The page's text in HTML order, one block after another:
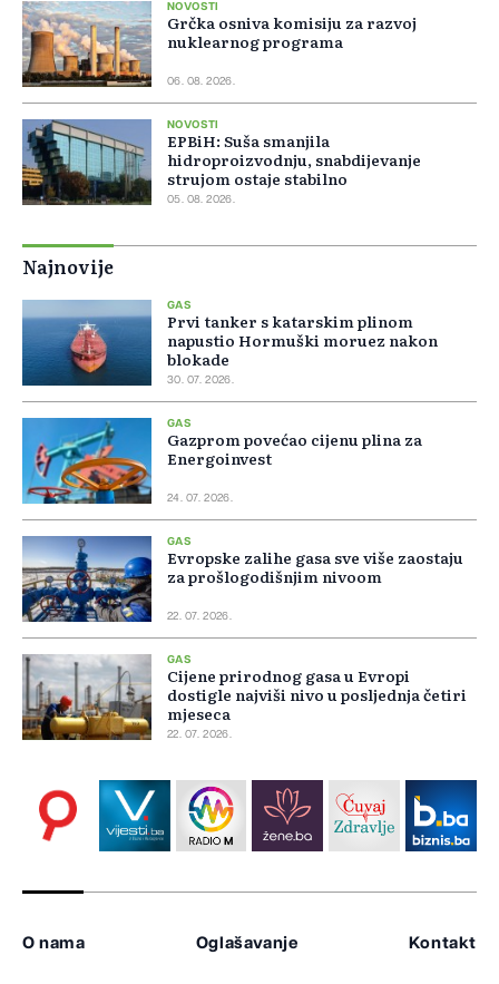
NOVOSTI
Grčka osniva komisiju za razvoj
nuklearnog programa
06. 08. 2026.
NOVOSTI
EPBiH: Suša smanjila
hidroproizvodnju, snabdijevanje
strujom ostaje stabilno
05. 08. 2026.
Najnovije
GAS
Prvi tanker s katarskim plinom
napustio Hormuški moruez nakon
blokade
30. 07. 2026.
GAS
Gazprom povećao cijenu plina za
Energoinvest
24. 07. 2026.
GAS
Evropske zalihe gasa sve više zaostaju
za prošlogodišnjim nivoom
22. 07. 2026.
GAS
Cijene prirodnog gasa u Evropi
dostigle najviši nivo u posljednja četiri
mjeseca
22. 07. 2026.
O nama Oglašavanje Kontakt